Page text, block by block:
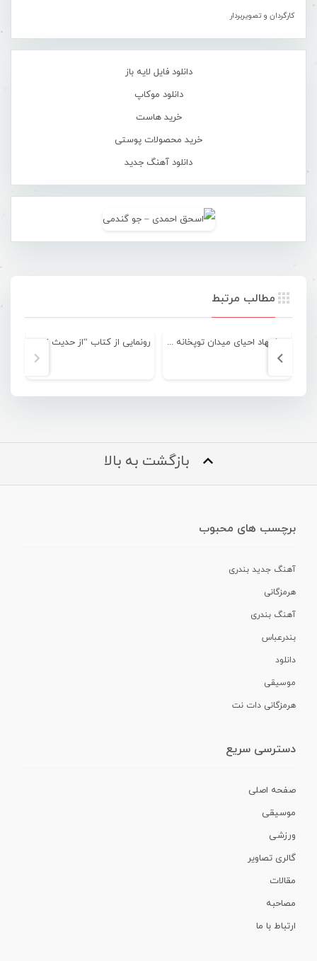
کارگردان و تصویربردار
دانلود فایل لایه باز
دانلود موکاپ
خرید هاست
خرید محصولات پوستی
دانلود آهنگ جدید
مطالب مرتبط
پیشنهاد احیای میدان توپخانه بندرعباس
بازگشت به بالا
برچسب های محبوب
آهنگ جدید بندری
هرمزگانی
آهنگ بندری
بندرعباس
دانلود
موسیقی
هرمزگانی دات نت
دسترسی سریع
صفحه اصلی
موسیقی
ورزشی
گالری تصاویر
مقالات
مصاحبه
ارتباط با ما